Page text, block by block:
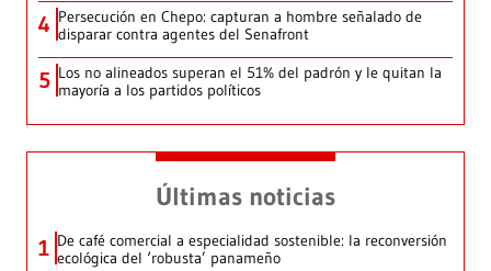
4 Persecución en Chepo: capturan a hombre señalado de
disparar contra agentes del Senafront
5 Los no alineados superan el 51% del padrón y le quitan la
mayoría a los partidos políticos
Últimas noticias
1 De café comercial a especialidad sostenible: la reconversión
ecológica del ‘robusta’ panameño